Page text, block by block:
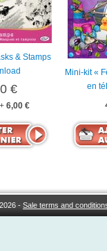
& Stamps
€
6,00 €
Mini-kit «
en
-Sale terms and